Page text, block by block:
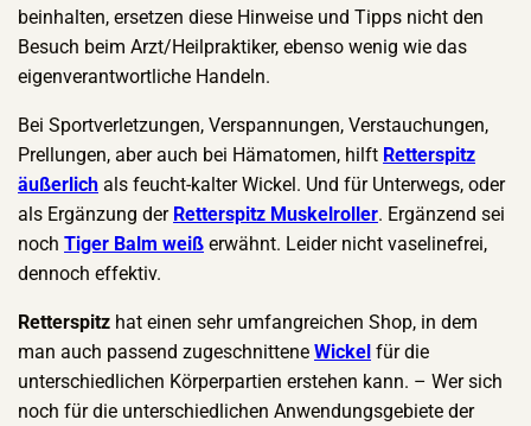
beinhalten, ersetzen diese Hinweise und Tipps nicht den
Besuch beim Arzt/Heilpraktiker, ebenso wenig wie das
eigenverantwortliche Handeln.
Bei Sportverletzungen, Verspannungen, Verstauchungen,
Prellungen, aber auch bei Hämatomen, hilft Retterspitz
äußerlich als feucht-kalter Wickel. Und für Unterwegs, oder
als Ergänzung der Retterspitz Muskelroller. Ergänzend sei
nochTiger Balm weiß erwähnt. Leider nicht vaselinefrei,
dennoch effektiv.
Retterspitz hat einen sehr umfangreichen Shop, in dem
man auch passend zugeschnitteneWickel für die
unterschiedlichen Körperpartien erstehen kann. – Wer sich
noch für die unterschiedlichen Anwendungsgebiete der